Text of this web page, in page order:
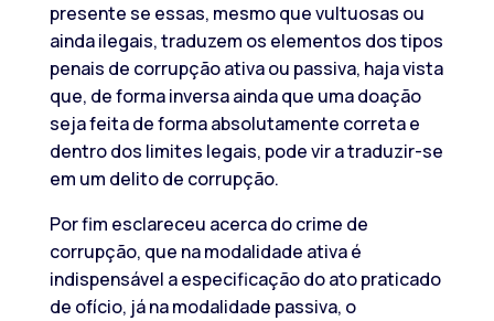
presente se essas, mesmo que vultuosas ou
ainda ilegais, traduzem os elementos dos tipos
penais de corrupção ativa ou passiva, haja vista
que, de forma inversa ainda que uma doação
seja feita de forma absolutamente correta e
dentro dos limites legais, pode vir a traduzir-se
em um delito de corrupção.
Por fim esclareceu acerca do crime de
corrupção, que na modalidade ativa é
indispensável a especificação do ato praticado
de ofício, já na modalidade passiva, o